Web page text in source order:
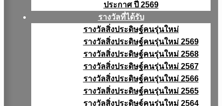
ประกาศ ปี 2569
รางวัลที่ได้รับ
รางวัลสิ่งประดิษฐ์คนรุ่นใหม่
รางวัลสิ่งประดิษฐ์คนรุ่นใหม่ 2569
รางวัลสิ่งประดิษฐ์คนรุ่นใหม่ 2568
รางวัลสิ่งประดิษฐ์คนรุ่นใหม่ 2567
รางวัลสิ่งประดิษฐ์คนรุ่นใหม่ 2566
รางวัลสิ่งประดิษฐ์คนรุ่นใหม่ 2565
รางวัลสิ่งประดิษฐ์คนรุ่นใหม่ 2564